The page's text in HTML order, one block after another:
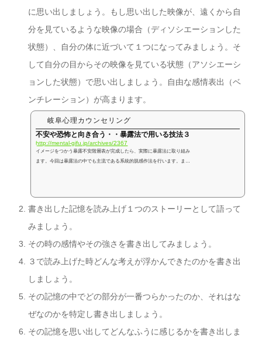
に思い出しましょう。もし思い出した映像が、遠くから自
分を見ているような映像の場合（ディソシエーションした
状態）、自分の体に近づいて１つになってみましょう。そ
して自分の目からその映像を見ている状態（アソシエーシ
ョンした状態）で思い出しましょう。自由な感情表出（ベ
ンチレーション）が高まります。
岐阜心理カウンセリング
不安や恐怖と向き合う・・暴露法で用いる技法３
http://mental-gifu.jp/archives/2367
イメージをつかう暴露不安階層表が完成したら、実際に暴露法に取り組み
ます。今回は暴露法の中でも主流である系統的脱感作法を行います。まず
メージによる脱感作法を行う場合が多いようです。イメージをする能力に
書き出した記憶を読み上げ１つのストーリーとして語って
みましょう。
その時の感情やその強さを書き出してみましょう。
３で読み上げた時どんな考えが浮かんできたのかを書き出
しましょう。
その記憶の中でどの部分が一番つらかったのか、それはな
ぜなのかを特定し書き出しましょう。
その記憶を思い出してどんなふうに感じるかを書き出しま